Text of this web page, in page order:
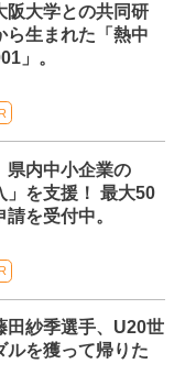
阪大学との共同研
ら生まれた「熱中
」。
県内中小企業の
」を支援！ 最大50
を受付中。
田紗季選手、U20世
ルを獲って帰りた